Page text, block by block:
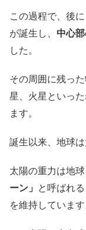
この過程で、後
が誕生し、 中心
した。
その周囲に残っ
星、火星といっ
ます。
誕生以来、地球
太陽の重力は地球
ーン」 と呼ばれる
を維持しています